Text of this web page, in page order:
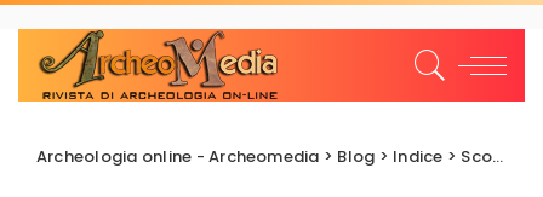
Archeologia online - Archeomedia > Blog > Indice > Scoperte e scavi